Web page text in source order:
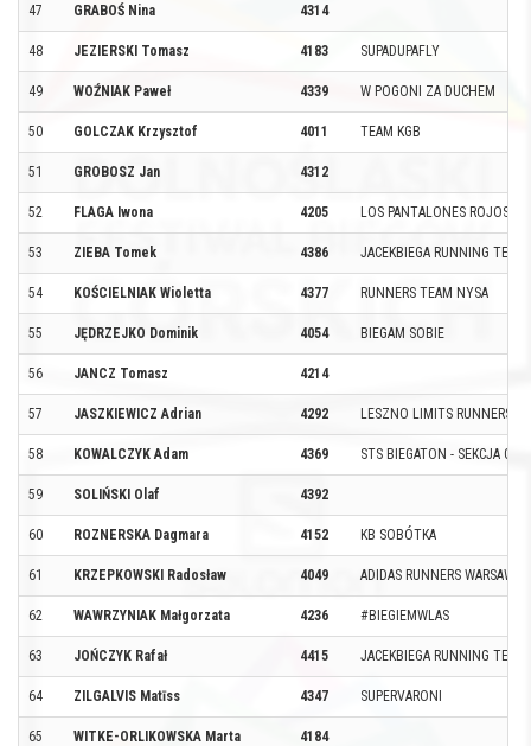
47 GRABOŚ Nina 4314
48 JEZIERSKI Tomasz 4183 SUPADUPAFLY
49 WOŹNIAK Paweł 4339 W POGONI ZA DUCHEM
50 GOLCZAK Krzysztof 4011 TEAM KGB
51 GROBOSZ Jan 4312
52 FLAGA Iwona 4205 LOS PANTALONES ROJOS
53 ZIEBA Tomek 4386 JACEKBIEGA RUNNING TEAM
54 KOŚCIELNIAK Wioletta 4377 RUNNERS TEAM NYSA
55 JĘDRZEJKO Dominik 4054 BIEGAM SOBIE
56 JANCZ Tomasz 4214
57 JASZKIEWICZ Adrian 4292 LESZNO LIMITS RUNNERS
58 KOWALCZYK Adam 4369 STS BIEGATON - SEKCJA
59 SOLIŃSKI Olaf 4392
60 ROZNERSKA Dagmara 4152 KB SOBÓTKA
61 KRZEPKOWSKI Radosław 4049 ADIDAS RUNNERS WARSAW
62 WAWRZYNIAK Małgorzata 4236 #BIEGIEMWLAS
63 JOŃCZYK Rafał 4415 JACEKBIEGA RUNNING TEAM
64 ZILGALVIS Matīss 4347 SUPERVARONI
65 WITKE-ORLIKOWSKA Marta 4184